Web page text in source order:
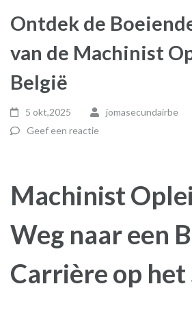
Ontdek de
van de Machinist
België
5 okt,2025
jomasecundairbe
Geef een reactie
Machinist
Weg naar een
Carrière op het